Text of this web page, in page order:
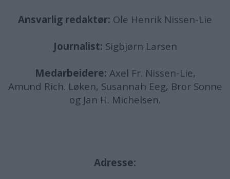
Ansvarlig redaktør: Ole Henrik Nissen-Lie
Journalist: Sigbjørn Larsen
Medarbeidere: Axel Fr. Nissen-Lie,
Amund Rich. Løken, Susannah Eeg, Bror Sonne
og Jan H. Michelsen.
Adresse: